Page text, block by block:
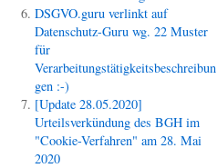
DSGVO.guru verlinkt auf
Datenschutz-Guru wg. 22 Muster
für
Verarbeitungstätigkeitsbeschreibun
gen :-)
[Update 28.05.2020]
Urteilsverkündung des BGH im
"Cookie-Verfahren" am 28. Mai
2020